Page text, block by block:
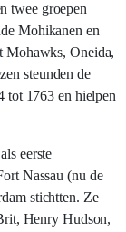
twee groepen
Mohikanen en
Mohawks, Oneida,
steunden de
tot 1763 en hielpen
eerste
Nassau (nu de
stichtten. Ze
Henry Hudson,